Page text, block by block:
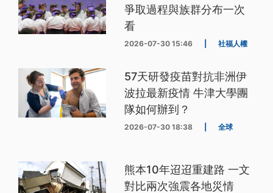
爭取過程與族群分布一次
看
2026-07-30 15:46 社福人權
57天研發疫苗對抗非洲伊
波拉最新疫情 牛津大學團
隊如何辦到？
2026-07-30 18:38 全球
熊本10年迢迢重建路 一文
對比兩次強震各地災情